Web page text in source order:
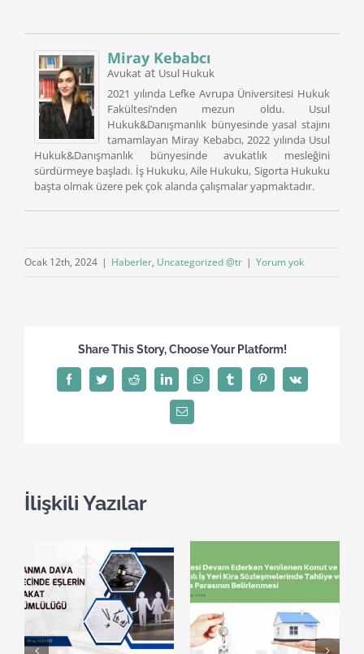
Miray Kebabcı
Avukat at Usul Hukuk
2021 yılında Lefke Avrupa Üniversitesi Hukuk
Fakültesi’nden mezun oldu. Usul
Hukuk&Danışmanlık bünyesinde yasal stajını
tamamlayan Miray Kebabcı, 2022 yılında Usul
Hukuk&Danışmanlık bünyesinde avukatlık mesleğini
sürdürmeye başladı. İş Hukuku, Aile Hukuku, Sigorta Hukuku
başta olmak üzere pek çok alanda çalışmalar yapmaktadır.
Ocak 12th, 2024 | Haberler, Uncategorized @tr | Yorum yok
Share This Story, Choose Your Platform!
FacebookTwitterReddit LinkedInWhatsAppTumblrPinterest
Vk
E-
posta
İlişkili Yazılar